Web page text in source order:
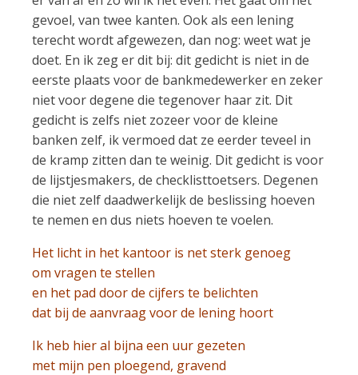
gevoel, van twee kanten. Ook als een lening
terecht wordt afgewezen, dan nog: weet wat je
doet. En ik zeg er dit bij: dit gedicht is niet in de
eerste plaats voor de bankmedewerker en zeker
niet voor degene die tegenover haar zit. Dit
gedicht is zelfs niet zozeer voor de kleine
banken zelf, ik vermoed dat ze eerder teveel in
de kramp zitten dan te weinig. Dit gedicht is voor
de lijstjesmakers, de checklisttoetsers. Degenen
die niet zelf daadwerkelijk de beslissing hoeven
te nemen en dus niets hoeven te voelen.
Het licht in het kantoor is net sterk genoeg
om vragen te stellen
en het pad door de cijfers te belichten
dat bij de aanvraag voor de lening hoort
Ik heb hier al bijna een uur gezeten
met mijn pen ploegend, gravend